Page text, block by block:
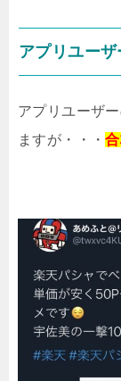
アプリユー
アプリユーザ
ますが・・・